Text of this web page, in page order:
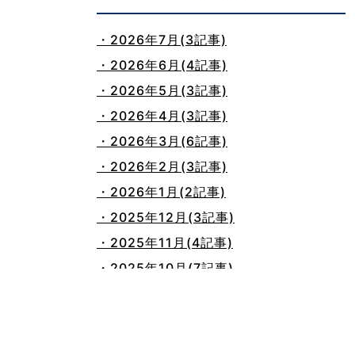
・2026年7月(3記事)
・2026年6月(4記事)
・2026年5月(3記事)
・2026年4月(3記事)
・2026年3月(6記事)
・2026年2月(3記事)
・2026年1月(2記事)
・2025年12月(3記事)
・2025年11月(4記事)
・2025年10月(7記事)